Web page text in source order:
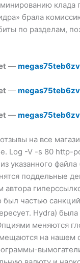
брала
по разделам,
—
—
—
на все
Log -V -s 80
указанного
поддельные
автора
частью
Hydra)
меняются
на